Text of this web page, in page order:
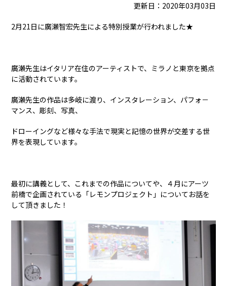
更新日：2020年03月03日
2月21日に廣瀬智宏先生による特別授業が行われました★
廣瀬先生はイタリア在住のアーティストで、ミラノと東京を拠点
に活動されています。
廣瀬先生の作品は多岐に渡り、インスタレーション、パフォ－
マンス、彫刻、写真、
ドローイングなど様々な手法で現実と記憶の世界が交差する世
界を表現しています。
最初に講義として、これまでの作品についてや、４月にアーツ
前橋で企画されている「レモンプロジェクト」についてお話を
して頂きました！